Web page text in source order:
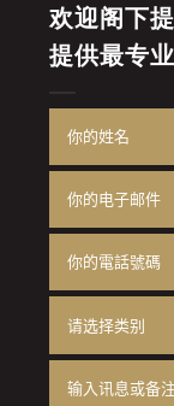
欢迎阁下
提供最专